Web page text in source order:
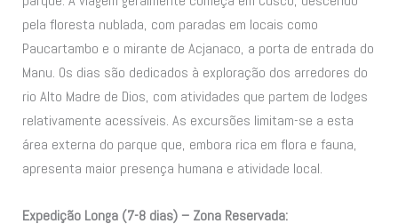
pela floresta nublada, com paradas em locais como
Paucartambo e o mirante de Acjanaco, a porta de entrada do
Manu. Os dias são dedicados à exploração dos arredores do
rio Alto Madre de Dios, com atividades que partem de lodges
relativamente acessíveis. As excursões limitam-se a esta
área externa do parque que, embora rica em flora e fauna,
apresenta maior presença humana e atividade local.
Expedição Longa (7-8 dias) – Zona Reservada: